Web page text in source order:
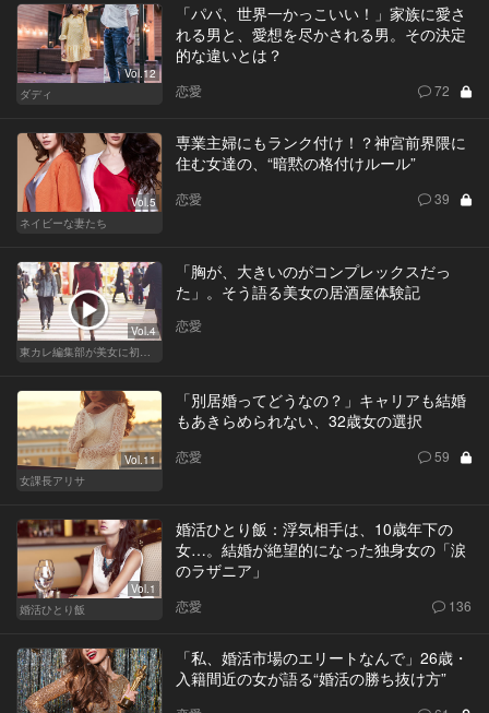
Vol.12
ダディ
「パパ、世界一かっこいい！」家族に愛さ
れる男と、愛想を尽かされる男。その決定
的な違いとは？
恋愛 72
Vol.5
ネイビーな妻たち
専業主婦にもランク付け！？神宮前界隈に
住む女達の、“暗黙の格付けルール”
恋愛 39
Vol.4
「胸が、大きいのがコンプレックスだっ
た」。そう語る美女の居酒屋体験記
恋愛
Vol.11
女課長アリサ
「別居婚ってどうなの？」キャリアも結婚
もあきらめられない、32歳女の選択
恋愛 59
Vol.1
婚活ひとり飯
婚活ひとり飯：浮気相手は、10歳年下の
女…。結婚が絶望的になった独身女の「涙
のラザニア」
恋愛 136
「私、婚活市場のエリートなんで」26歳・
入籍間近の女が語る“婚活の勝ち抜け方”